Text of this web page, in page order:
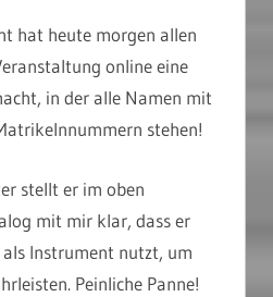
hat heute morgen allen
online eine
in der alle Namen mit
stehen!
stellt er im oben
mit mir klar, dass er
Instrument nutzt, um
Peinliche Panne!